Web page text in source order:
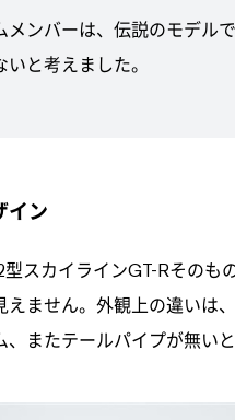
メンバーは、伝説のモデル
と考えました。
イン
スカイラインGT-Rそのも
えません。外観上の違いは
またテールパイプが無いと